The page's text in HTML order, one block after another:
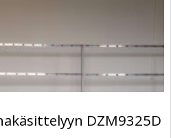
DZM9325D